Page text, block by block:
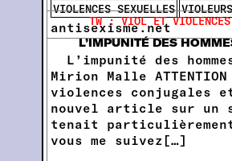
VIOLENCES SEXUELLES VIOLEURS
antisexisme.net
TW : VIOL ET VIOLENCES
L’IMPUNITÉ DES
L’impunité des
Mirion Malle
violences conjugales
nouvel article sur un
tenait
vous me suivez[…]